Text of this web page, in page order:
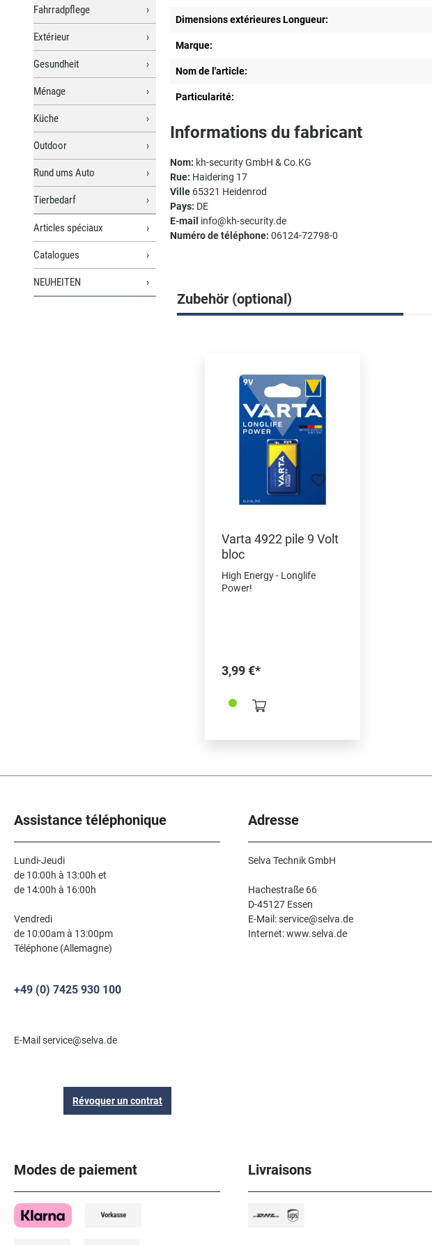
Fahrradpflege
Extérieur
Gesundheit
Ménage
Küche
Outdoor
Rund ums Auto
Tierbedarf
Articles spéciaux
Catalogues
NEUHEITEN
Dimensions extérieures Longueur:
Marque:
Nom de l'article:
Particularité:
Informations du fabricant
Nom: kh-security GmbH & Co.KG
Rue: Haidering 17
Ville 65321 Heidenrod
Pays: DE
E-mail info@kh-security.de
Numéro de téléphone: 06124-72798-0
Zubehör (optional)
Varta 4922 pile 9 Volt
bloc
High Energy - Longlife
Power!
3,99 €*
Assistance téléphonique
Lundi-Jeudi
de 10:00h à 13:00h et
de 14:00h à 16:00h
Vendredi
de 10:00am à 13:00pm
Téléphone (Allemagne)
+49 (0) 7425 930 100
E-Mail service@selva.de
Révoquer un contrat
Adresse
Selva Technik GmbH
Hachestraße 66
D-45127 Essen
E-Mail: service@selva.de
Internet: www.selva.de
Modes de paiement Livraisons